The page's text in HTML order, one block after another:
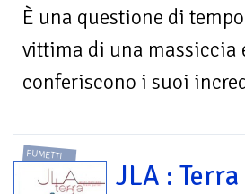
È una questione di
vittima di una massiccia
conferiscono i suoi
FUMETTI
JLA : Terra